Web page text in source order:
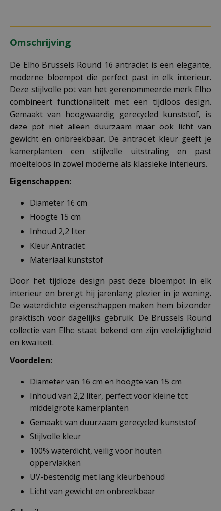
Omschrijving
De Elho Brussels Round 16 antraciet is een elegante,
moderne bloempot die perfect past in elk interieur.
Deze stijlvolle pot van het gerenommeerde merk Elho
combineert functionaliteit met een tijdloos design.
Gemaakt van hoogwaardig gerecycled kunststof, is
deze pot niet alleen duurzaam maar ook licht van
gewicht en onbreekbaar. De antraciet kleur geeft je
kamerplanten een stijlvolle uitstraling en past
moeiteloos in zowel moderne als klassieke interieurs.
Eigenschappen:
Diameter 16 cm
Hoogte 15 cm
Inhoud 2,2 liter
Kleur Antraciet
Materiaal kunststof
Door het tijdloze design past deze bloempot in elk
interieur en brengt hij jarenlang plezier in je woning.
De waterdichte eigenschappen maken hem bijzonder
praktisch voor dagelijks gebruik. De Brussels Round
collectie van Elho staat bekend om zijn veelzijdigheid
en kwaliteit.
Voordelen:
Diameter van 16 cm en hoogte van 15 cm
Inhoud van 2,2 liter, perfect voor kleine tot
middelgrote kamerplanten
Gemaakt van duurzaam gerecycled kunststof
Stijlvolle kleur
100% waterdicht, veilig voor houten
oppervlakken
UV-bestendig met lang kleurbehoud
Licht van gewicht en onbreekbaar